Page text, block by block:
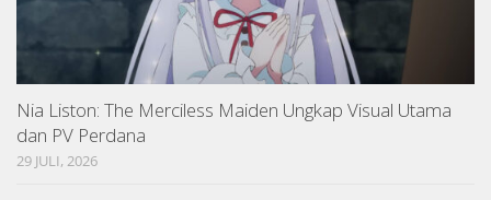
Nia Liston: The Merciless Maiden Ungkap Visual Utama
dan PV Perdana
29 JULI, 2026